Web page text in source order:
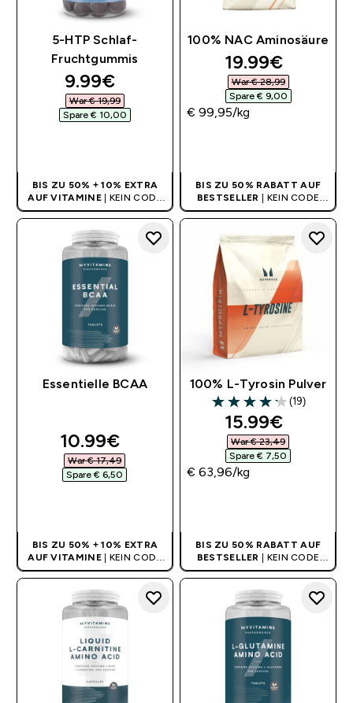
5-HTP Schlaf-
Fruchtgummis
discounted price
9.99€‎
War € 19,99‎
Spare € 10,00‎
BIS ZU 50% + 10% EXTRA
AUF VITAMINE
| KEIN CODE
BENÖTIGT
100% NAC Aminosäure
discounted
19.99€‎
War € 28,99‎
Spare € 9,00‎
€ 99,95‎/kg
BIS ZU 50% RABATT AUF
BESTSELLER
| KEIN CODE
BENÖTIGT
Essentielle BCAA
discounted price
10.99€‎
War € 17,49‎
Spare € 6,50‎
BIS ZU 50% + 10% EXTRA
AUF VITAMINE | KEIN CODE
BENÖTIGT
100% L-Tyrosin Pulver
4.16 out of 5 stars
(19)
discounted
15.99€‎
War € 23,49‎
Spare € 7,50‎
€ 63,96‎/kg
BIS ZU 50% RABATT AUF
BESTSELLER | KEIN CODE
BENÖTIGT